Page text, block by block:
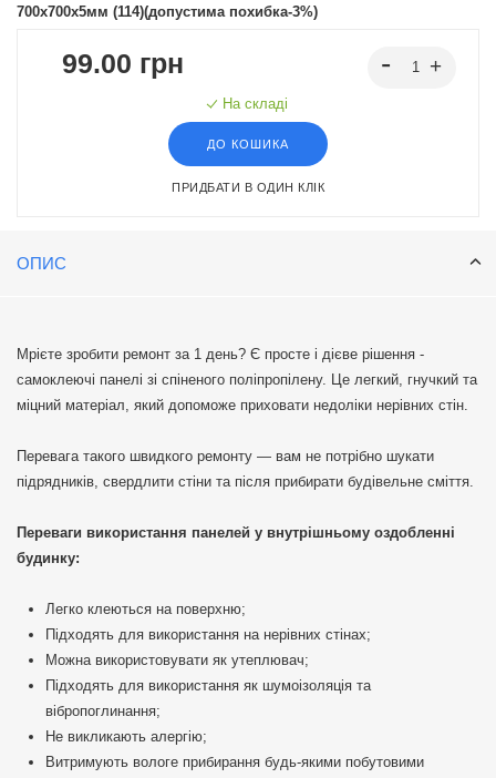
700х700х5мм (114)(допустима похибка-3%)
99.00 грн
На складі
ДО КОШИКА
ПРИДБАТИ В ОДИН КЛІК
ОПИС
Мрієте зробити ремонт за 1 день? Є просте і дієве рішення -
самоклеючі панелі зі спіненого поліпропілену. Це легкий, гнучкий та
міцний матеріал, який допоможе приховати недоліки нерівних стін.
Перевага такого швидкого ремонту — вам не потрібно шукати
підрядників, свердлити стіни та після прибирати будівельне сміття.
Переваги використання панелей у внутрішньому оздобленні
будинку:
Легко клеються на поверхню;
Підходять для використання на нерівних стінах;
Можна використовувати як утеплювач;
Підходять для використання як шумоізоляція та
вібропоглинання;
Не викликають алергію;
Витримують вологе прибирання будь-якими побутовими